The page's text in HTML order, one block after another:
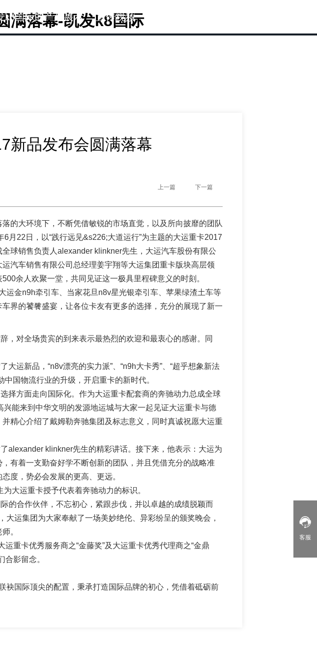
满落幕-凯发k8国际
k8国际的产品展示 宣传视频
客服
品发布会圆满落幕
上一篇 下一篇
大环境下，不断凭借敏锐的市场直觉，以及所向披靡的团队
月22日，以“践行远见&s226;大道运行”为主题的大运重卡2017
球销售负责人alexander klinkner先生，大运汽车股份有限公
汽车销售有限公司总经理姜宇翔等大运集团重卡版块高层领
余人欢聚一堂，共同见证这一极具里程碑意义的时刻。
金n9h牵引车、当家花旦n8v星光银牵引车、苹果绿渣土车等
界的饕餮盛宴，让各位卡友有更多的选择，充分的展现了新一
对全场贵宾的到来表示最热烈的欢迎和最衷心的感谢。同
运新品，“n8v漂亮的实力派”、“n9h大卡秀”、“超乎想象新法
国物流行业的升级，开启重卡的新时代。
方面走向国际化。作为大运重卡配套商的奔驰动力总成全球
能来到中华文明的发源地运城与大家一起见证大运重卡与德
精心介绍了戴姆勒奔驰集团及标志意义，同时真诚祝愿大运重
klinkner先生的精彩讲话。接下来，他表示：大运为
有着一支勤奋好学不断创新的团队，并且凭借充分的战略准
度，势必会发展的更高、更远。
大运重卡授予代表着奔驰动力的标识。
合作伙伴，不忘初心，紧跟步伐，并以卓越的成绩脱颖而
运集团为大家奉献了一场美妙绝伦、异彩纷呈的颁奖晚会，
。
重卡优秀服务商之“金藤奖”及大运重卡优秀代理商之“金鼎
合影留念。
国际顶尖的配置，秉承打造国际品牌的初心，凭借着砥砺前